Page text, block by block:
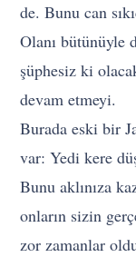
de. Bunu can
Olanı
şüphesiz ki
devam etmeyi.
Burada eski bir
var: Yedi kere
Bunu aklınıza
onların sizin
zor zamanlar